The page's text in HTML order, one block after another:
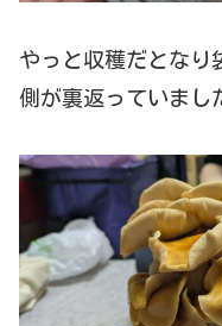
やっと収穫だとなり
側が裏返っていまし